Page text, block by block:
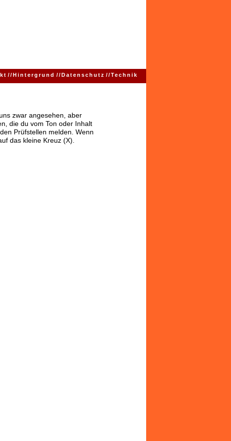
//Hintergrund //Datenschutz //Technik
zwar angesehen, aber
die du vom Ton oder Inhalt
Prüfstellen melden. Wenn
das kleine Kreuz (X).